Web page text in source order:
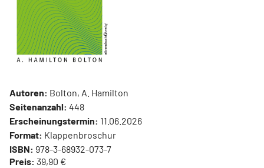
Autoren: Bolton, A. Hamilton
Seitenanzahl: 448
Erscheinungstermin: 11.06.2026
Format: Klappenbroschur
ISBN: 978-3-68932-073-7
Preis: 39,90 €